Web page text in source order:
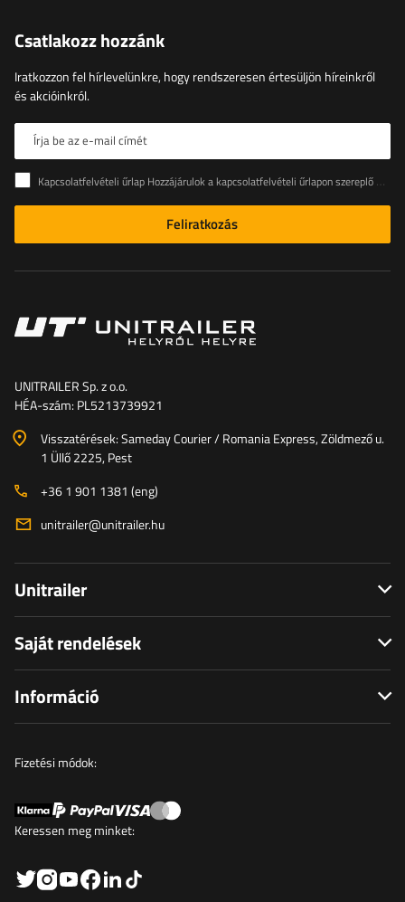
Csatlakozz hozzánk
Iratkozzon fel hírlevelünkre, hogy rendszeresen értesüljön híreinkről
és akcióinkról.
Írja be az e-mail címét
Kapcsolatfelvételi űrlap Hozzájárulok a kapcsolatfelvételi űrlapon szereplő személyes adataimnak az Európai Parlament és a Tanács (EU) rendeletével összhangban történő kezeléséhez
Feliratkozás
UNITRAILER Sp. z o.o.
HÉA-szám: PL5213739921
Visszatérések: Sameday Courier / Romania Express, Zöldmező u.
1 Üllő 2225, Pest
+36 1 901 1381 (eng)
unitrailer@unitrailer.hu
Unitrailer
Saját rendelések
Információ
Fizetési módok:
Keressen meg minket: